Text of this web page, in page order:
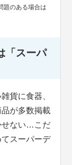
題のある場合は
「スーパ
貨に食器、
が多数掲載
せない…こだ
スーパーデ